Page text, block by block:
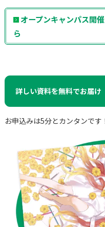
オープンキャンパス開
ら
詳しい資料を無料でお届け
お申込みは5分とカンタンです